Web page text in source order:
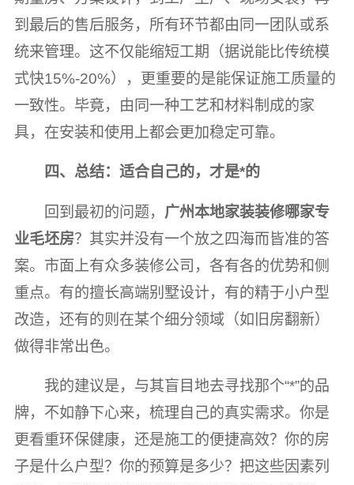
到最后的售后服务，所有环节都由同一团队或系
统来管理。这不仅能缩短工期（据说能比传统模
式快15%-20%），更重要的是能保证施工质量的
一致性。毕竟，由同一种工艺和材料制成的家
具，在安装和使用上都会更加稳定可靠。
四、总结：适合自己的，才是*的
回到最初的问题， 广州本地家装装修哪家专
业毛坯房？其实并没有一个放之四海而皆准的答
案。市面上有众多装修公司，各有各的优势和侧
重点。有的擅长高端别墅设计，有的精于小户型
改造，还有的则在某个细分领域（如旧房翻新）
做得非常出色。
我的建议是，与其盲目地去寻找那个“*”的品
牌，不如静下心来，梳理自己的真实需求。你是
更看重环保健康，还是施工的便捷高效？你的房
子是什么户型？你的预算是多少？把这些因素列